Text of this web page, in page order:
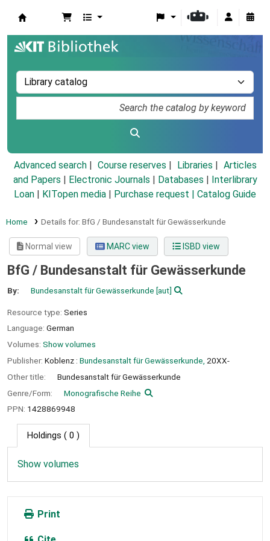
Advanced search Course reserves Libraries
Articles
and Papers
Electronic Journals Databases
Interlibrary
Loan
KITopen media Purchase request | Catalog Guide
Home Details for: BfG / Bundesanstalt für Gewässerkunde
Normal view MARC view ISBD view
BfG / Bundesanstalt für Gewässerkunde
By: Bundesanstalt für Gewässerkunde [aut]
Resource type: Series
Language: German
Volumes: Show volumes
Publisher: Koblenz : Bundesanstalt für Gewässerkunde, 20XX-
Other title:
Bundesanstalt für Gewässerkunde
Genre/Form:
Monografische Reihe
PPN: 1428869948
Holdings ( 0 )
Show volumes
Print